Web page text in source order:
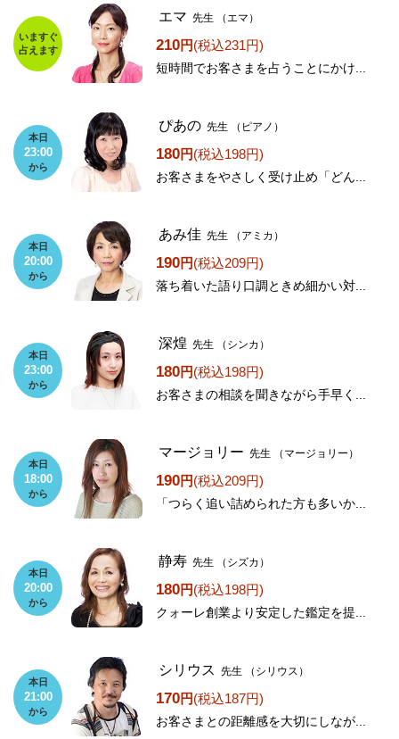
いますぐ
占えます
エマ 先生 （エマ）
210円(税込231円)
短時間でお客さまを占うことにかけ...
本日
23:00
から
ぴあの 先生 （ピアノ）
180円(税込198円)
お客さまをやさしく受け止め「どん...
本日
20:00
から
あみ佳 先生 （アミカ）
190円(税込209円)
落ち着いた語り口調ときめ細かい対...
本日
23:00
から
深煌 先生 （シンカ）
180円(税込198円)
お客さまの相談を聞きながら手早く...
本日
18:00
から
マージョリー 先生 （マージョリー）
190円(税込209円)
「つらく追い詰められた方も多いか...
本日
20:00
から
静寿 先生 （シズカ）
180円(税込198円)
クォーレ創業より安定した鑑定を提...
本日
21:00
から
シリウス 先生 （シリウス）
170円(税込187円)
お客さまとの距離感を大切にしなが...